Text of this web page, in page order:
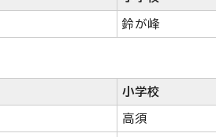
鈴が峰
小学校
高須